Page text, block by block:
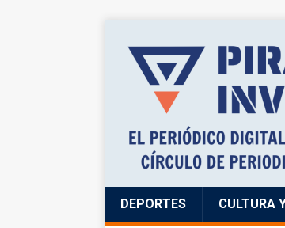
DEPORTES CULTURA